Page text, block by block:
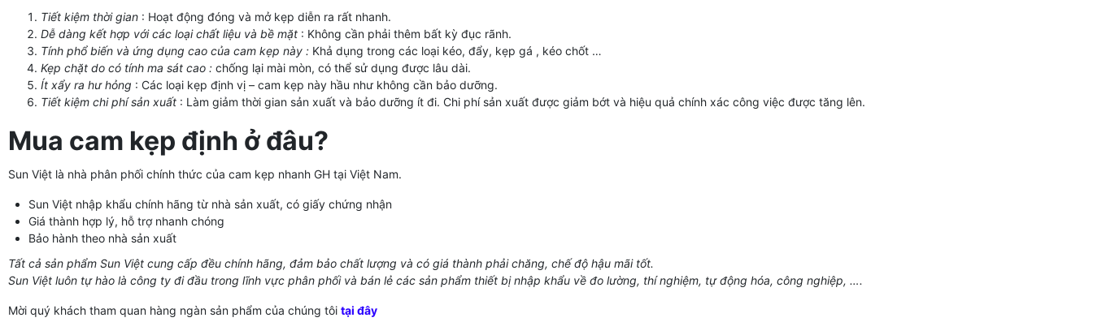
Tiết kiệm thời gian : Hoạt động đóng và mở kẹp diễn ra rất nhanh.
Dễ dàng kết hợp với các loại chất liệu và bề mặt : Không cần phải thêm bất kỳ đục rãnh.
Tính phổ biến và ứng dụng cao của cam kẹp này : Khả dụng trong các loại kéo, đẩy, kẹp gá , kéo chốt …
Kẹp chặt do có tính ma sát cao : chống lại mài mòn, có thể sử dụng được lâu dài.
Ít xẩy ra hư hỏng : Các loại kẹp định vị – cam kẹp này hầu như không cần bảo dưỡng.
Tiết kiệm chi phí sản xuất : Làm giảm thời gian sản xuất và bảo dưỡng ít đi. Chi phí sản xuất được giảm bớt và hiệu quả chính xác công việc được tăng lên.
Mua cam kẹp định ở đâu?
Sun Việt là nhà phân phối chính thức của cam kẹp nhanh GH tại Việt Nam.
Sun Việt nhập khẩu chính hãng từ nhà sản xuất, có giấy chứng nhận
Giá thành hợp lý, hỗ trợ nhanh chóng
Bảo hành theo nhà sản xuất
Tất cả sản phẩm Sun Việt cung cấp đều chính hãng, đảm bảo chất lượng và có giá thành phải chăng, chế độ hậu mãi tốt.
Sun Việt luôn tự hào là công ty đi đầu trong lĩnh vực phân phối và bán lẻ các sản phẩm thiết bị nhập khẩu về đo lường, thí nghiệm, tự động hóa, công nghiệp, ….
Mời quý khách tham quan hàng ngàn sản phẩm của chúng tôi tại đây